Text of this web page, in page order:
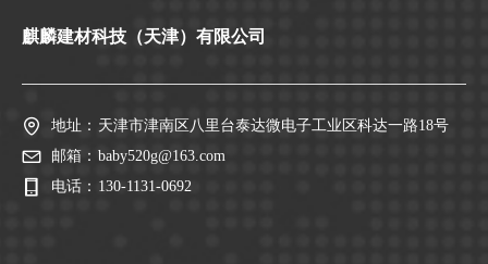
麒麟建材科技（天津）有限公司
地址： 天津市津南区八里台泰达微电子工业区科达一路18号
邮箱： baby520g@163.com
电话： 130-1131-0692